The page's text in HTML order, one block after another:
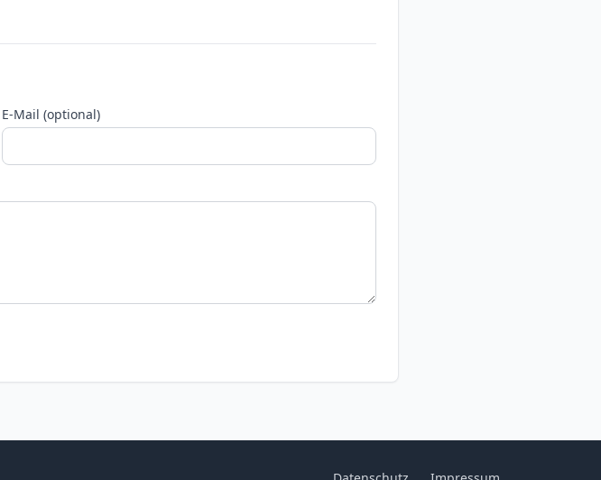
E-Mail (optional)